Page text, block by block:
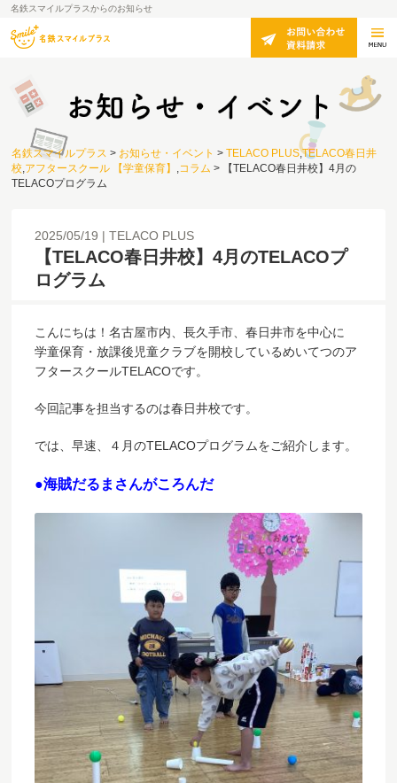
名鉄スマイルプラスからのお知らせ
名鉄スマイルプラス > お知らせ・イベント > TELACO PLUS,TELACO春日井
校,アフタースクール 【学童保育】 ,コラム >
【TELACO春日井校】4月の
TELACOプログラム
2025/05/19 TELACO PLUS
【TELACO春日井校】4月のTELACOプ
ログラム
こんにちは！名古屋市内、長久手市、春日井市を中心に
学童保育・放課後児童クラブを開校しているめいてつのア
フタースクールTELACOです。
今回記事を担当するのは春日井校です。
では、早速、４月のTELACOプログラムをご紹介します。
●海賊だるまさんがころんだ